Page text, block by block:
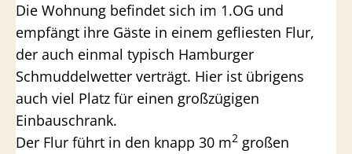
Die Wohnung befindet sich im 1.OG und
empfängt ihre Gäste in einem gefliesten Flur,
der auch einmal typisch Hamburger
Schmuddelwetter verträgt. Hier ist übrigens
auch viel Platz für einen großzügigen
Einbauschrank.
Der Flur führt in den knapp 30 m2 großen